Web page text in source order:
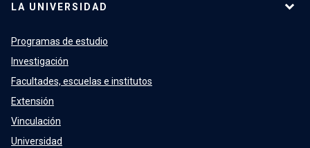
LA UNIVERSIDAD
Programas de estudio
Investigación
Facultades, escuelas e institutos
Extensión
Vinculación
Universidad